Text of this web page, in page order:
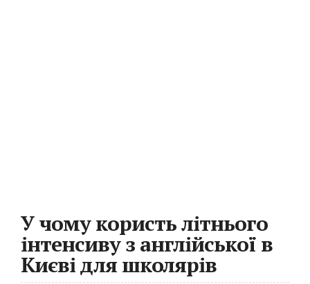
У чому користь літнього
інтенсиву з англійської в
Києві для школярів